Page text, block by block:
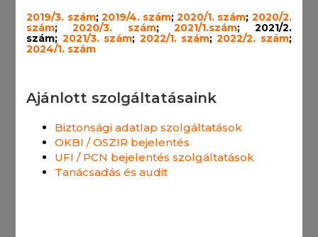
2019/3. szám; 2019/4. szám;2020/1. szám; 2020/2.
szám;2020/3. szám; 2021/1.szám; 2021/2.
szám; 2021/3. szám; 2022/1. szám;2022/2. szám;
2024/1. szám
Ajánlott szolgáltatásaink
Biztonsági adatlap szolgáltatások
OKBI / OSZIR bejelentés
UFI / PCN bejelentés szolgáltatások
Tanácsadás és audit